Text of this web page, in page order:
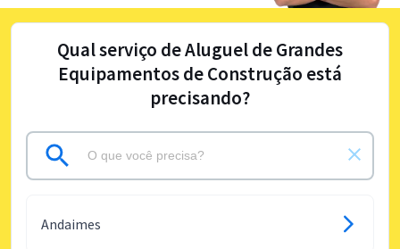
Qual serviço de Aluguel de Grandes
Equipamentos de Construção está
precisando?
Andaimes